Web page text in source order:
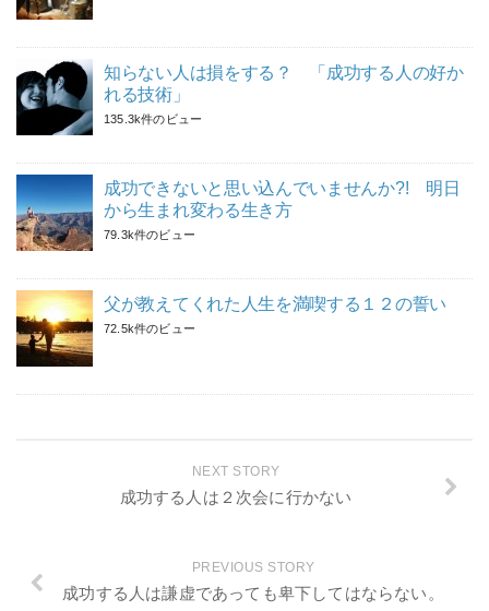
知らない人は損をする？ 「成功する人の好か
れる技術」
135.3k件のビュー
成功できないと思い込んでいませんか?! 明日
から生まれ変わる生き方
79.3k件のビュー
父が教えてくれた人生を満喫する１２の誓い
72.5k件のビュー
NEXT STORY
成功する人は２次会に行かない
PREVIOUS STORY
成功する人は謙虚であっても卑下してはならない。